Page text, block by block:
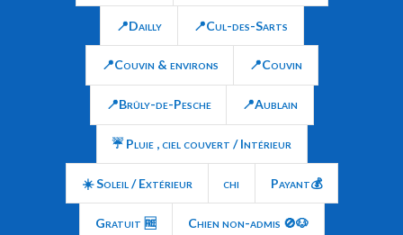
📍Dailly 📍Cul-des-Sarts
📍Couvin & environs 📍Couvin
📍Brûly-de-Pesche 📍Aublain
☔ Pluie , ciel couvert / Intérieur
☀️ Soleil / Extérieur chi Payant💰
Gratuit 🆓 Chien non-admis 🚫🐶